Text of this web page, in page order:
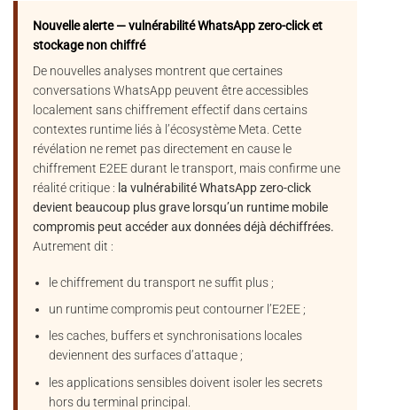
Nouvelle alerte — vulnérabilité WhatsApp zero-click et
stockage non chiffré
De nouvelles analyses montrent que certaines
conversations WhatsApp peuvent être accessibles
localement sans chiffrement effectif dans certains
contextes runtime liés à l’écosystème Meta. Cette
révélation ne remet pas directement en cause le
chiffrement E2EE durant le transport, mais confirme une
réalité critique : la vulnérabilité WhatsApp zero-click
devient beaucoup plus grave lorsqu’un runtime mobile
compromis peut accéder aux données déjà déchiffrées.
Autrement dit :
le chiffrement du transport ne suffit plus ;
un runtime compromis peut contourner l’E2EE ;
les caches, buffers et synchronisations locales
deviennent des surfaces d’attaque ;
les applications sensibles doivent isoler les secrets
hors du terminal principal.